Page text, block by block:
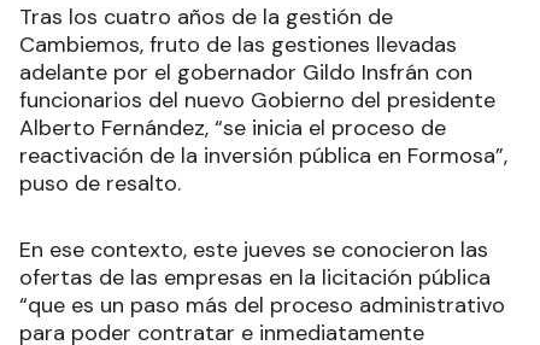
Tras los cuatro años de la gestión de
Cambiemos, fruto de las gestiones llevadas
adelante por el gobernador Gildo Insfrán con
funcionarios del nuevo Gobierno del presidente
Alberto Fernández, “se inicia el proceso de
reactivación de la inversión pública en Formosa”,
puso de resalto.
En ese contexto, este jueves se conocieron las
ofertas de las empresas en la licitación pública
“que es un paso más del proceso administrativo
para poder contratar e inmediatamente